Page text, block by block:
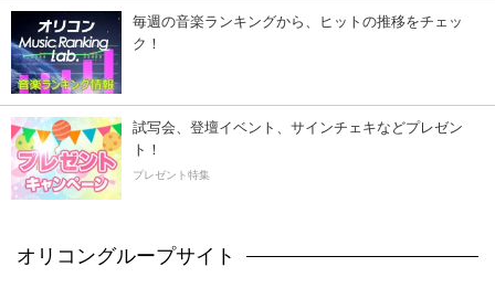
毎週の音楽ランキングから、ヒットの推移をチェッ
ク！
試写会、登壇イベント、サインチェキなどプレゼン
ト！
プレゼント特集
オリコングループサイト